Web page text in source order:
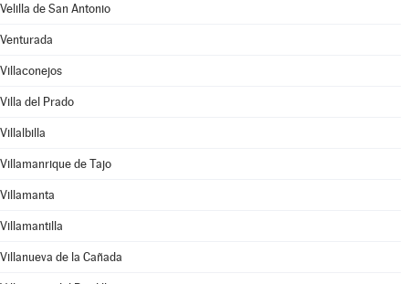
Velilla de San Antonio
Venturada
Villaconejos
Villa del Prado
Villalbilla
Villamanrique de Tajo
Villamanta
Villamantilla
Villanueva de la Cañada